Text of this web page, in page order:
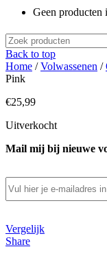
Geen producten
Back to top
Home /Volwassenen /
Pink
€25,99
Uitverkocht
Mail mij bij nieuwe
Vergelijk
Share